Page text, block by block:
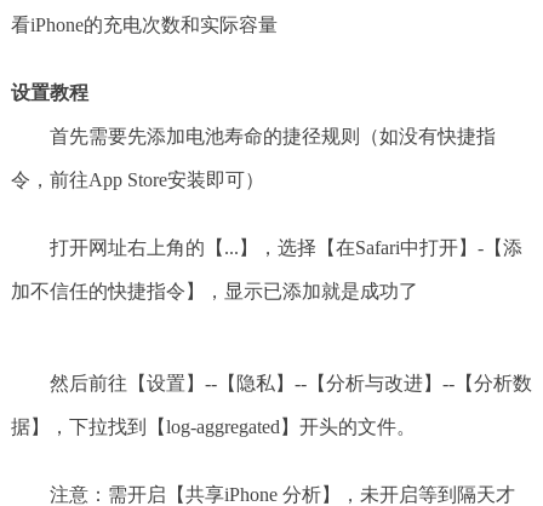
看iPhone的充电次数和实际容量
设置教程
首先需要先添加电池寿命的捷径规则（如没有快捷指
令，前往App Store安装即可）
打开网址右上角的【...】，选择【在Safari中打开】-【添
加不信任的快捷指令】，显示已添加就是成功了
然后前往【设置】--【隐私】--【分析与改进】--【分析数
据】，下拉找到【log-aggregated】开头的文件。
注意：需开启【共享iPhone 分析】，未开启等到隔天才